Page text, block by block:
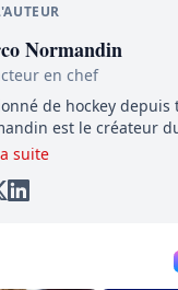
Normandin
en chef
de hockey
est le créateur
une référence
de hockey,
la LNH et en faire
suite